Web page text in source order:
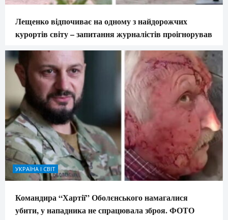
Лещенко відпочиває на одному з найдорожчих
курортів світу – запитання журналістів проігнорував
УКРАЇНА І СВІТ
Командира “Хартії” Оболєнського намагалися
убити, у нападника не спрацювала зброя. ФОТО